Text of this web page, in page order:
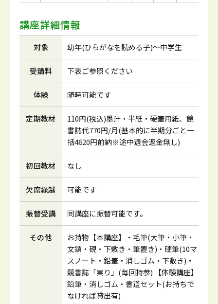
講座詳細情報
対象 幼年(ひらがなを読める子)～中学生
受講料 下表ご参照ください
体験 随時可能です
定期教材
110円(税込)墨汁・半紙・硬筆用紙、競
書誌代770円/月(基本的に半期分ごと一
括4620円前納※途中退会返金無し)
初回教材 なし
欠席繰越 可能です
振替受講 同講座に振替可能です。
その他
お持物【本講座】・毛筆(大筆・小筆・
文鎮・硯・下敷き・筆置き)・硬筆(10マ
スノート・鉛筆・消しゴム・下敷き)・
競書誌「実り」(毎回持参) 【体験講座】
鉛筆・消しゴム・書道セット(お持ちで
なければ貸出有)